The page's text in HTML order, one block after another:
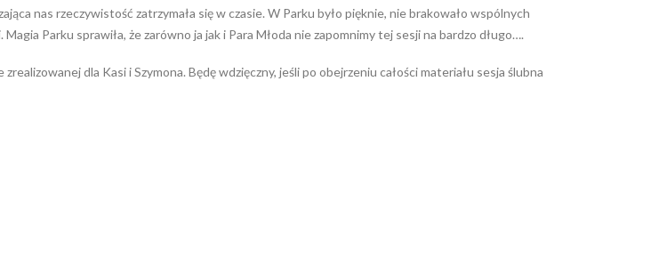
nas rzeczywistość zatrzymała się w czasie. W Parku było pięknie, nie brakowało wspólnych
Parku sprawiła, że zarówno ja jak i Para Młoda nie zapomnimy tej sesji na bardzo długo….
dla Kasi i Szymona. Będę wdzięczny, jeśli po obejrzeniu całości materiału sesja ślubna